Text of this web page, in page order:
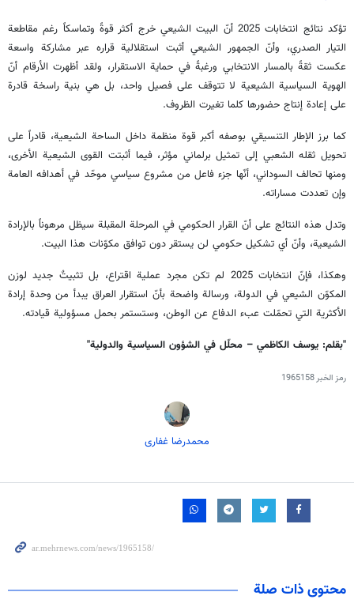
تؤكد نتائج انتخابات 2025 أنّ البيت الشيعي خرج أكثر قوةً وتماسكاً رغم مقاطعة
التيار الصدري، وأنّ الجمهور الشيعي أثبت استقلالية قراره عبر مشاركة واسعة
عكست ثقةً بالمسار الانتخابي ورغبةً في حماية الاستقرار، ولقد أظهرت الأرقام أنّ
الهوية السياسية الشيعية لا تتوقف على فصيل واحد، بل هي بنية راسخة قادرة
على إعادة إنتاج حضورها كلما تغيرت الظروف.
كما برز الإطار التنسيقي بوصفه أكبر قوة منظمة داخل الساحة الشيعية، قادراً على
تحويل ثقله الشعبي إلى تمثيل برلماني مؤثر، فيما أثبتت القوى الشيعية الأخرى،
ومنها تحالف السوداني، أنّها جزء فاعل من مشروع سياسي موحّد في أهدافه العامة
وإن تعددت مساراته.
وتدل هذه النتائج على أنّ القرار الحكومي في المرحلة المقبلة سيظل مرهوناً بالإرادة
الشيعية، وأنّ أي تشكيل حكومي لن يستقر دون توافق مكوّنات هذا البيت.
وهكذا، فإنّ انتخابات 2025 لم تكن مجرد عملية اقتراع، بل تثبيتٌ جديد لوزن
المكوّن الشيعي في الدولة، ورسالة واضحة بأنّ استقرار العراق يبدأ من وحدة إرادة
الأكثرية التي تحمّلت عبء الدفاع عن الوطن، وستستمر بحمل مسؤولية قيادته.
"بقلم: يوسف الكاظمي – محلّل في الشؤون السياسية والدولية"
رمز الخبر1965158
محمدرضا غفاری
محتوى ذات صلة